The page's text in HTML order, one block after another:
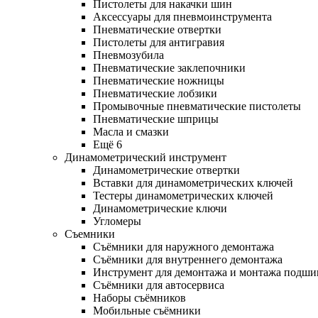
Пистолеты для накачки шин
Аксессуары для пневмоинструмента
Пневматические отвертки
Пистолеты для антигравия
Пневмозубила
Пневматические заклепочники
Пневматические ножницы
Пневматические лобзики
Промывочные пневматические пистолеты
Пневматические шприцы
Масла и смазки
Ещё 6
Динамометрический инструмент
Динамометрические отвертки
Вставки для динамометрических ключей
Тестеры динамометрических ключей
Динамометрические ключи
Угломеры
Съемники
Съёмники для наружного демонтажа
Съёмники для внутреннего демонтажа
Инструмент для демонтажа и монтажа
Съёмники для автосервиса
Наборы съёмников
Мобильные съёмники